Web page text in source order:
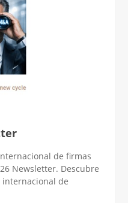
de firmas
Newsletter. Descubre
internacional de